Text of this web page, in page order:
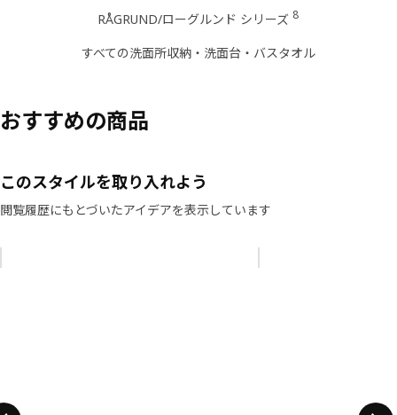
RÅGRUND/ローグルンド シリーズ 8
すべての洗面所収納・洗面台・バスタオル
おすすめの商品
このスタイルを取り入れよう
閲覧履歴にもとづいたアイデアを表示しています